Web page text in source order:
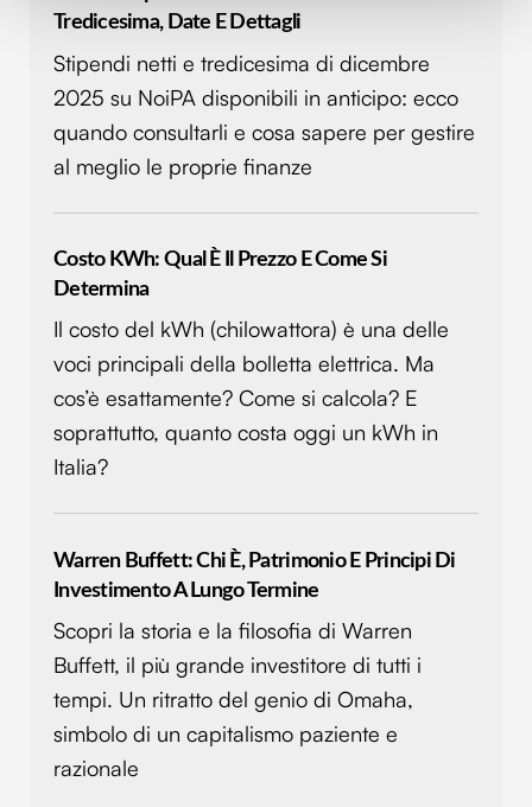
Approfondisci come vengono elaborati i tuoi dati personali
e imposta le tue preferenze nella
sezione dettagli
modificare o ritirare il tuo consenso in qualsiasi momento
dalla Dichiarazione sui cookie.
Utilizziamo i cookie per personalizzare contenuti ed
informazioni sul modo in cui utilizzi il nostro sito con i
nostri partner che si occupano di analisi dei dati web,
con altre informazioni che hai fornito loro o che hanno
raccolto dal tuo utilizzo dei loro servizi.
Tredicesima, Date E Dettagli
Stipendi netti e tredicesima di dicembre
2025 su NoiPA disponibili in anticipo: ecco
quando consultarli e cosa sapere per gestire
al meglio le proprie finanze
Costo KWh: Qual È Il Prezzo E Come Si
Determina
Il costo del kWh (chilowattora) è una delle
voci principali della bolletta elettrica. Ma
cos’è esattamente? Come si calcola? E
soprattutto, quanto costa oggi un kWh in
Italia?
Warren Buffett: Chi È, Patrimonio E Principi Di
Investimento A Lungo Termine
Scopri la storia e la filosofia di Warren
Buffett, il più grande investitore di tutti i
tempi. Un ritratto del genio di Omaha,
simbolo di un capitalismo paziente e
razionale